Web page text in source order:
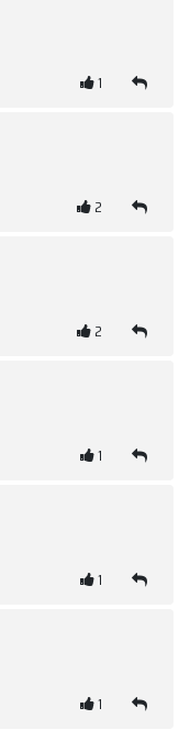
1
2
2
1
1
1